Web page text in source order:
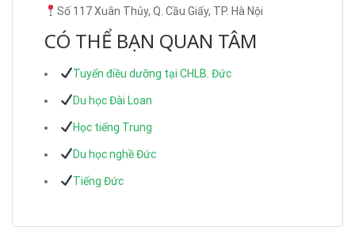
Số 117 Xuân Thủy, Q. Cầu Giấy, TP. Hà Nội
CÓ THỂ BẠN QUAN TÂM
Tuyển điều dưỡng tại CHLB. Đức
Du học Đài Loan
Học tiếng Trung
Du học nghề Đức
Tiếng Đức